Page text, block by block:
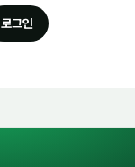
로그인